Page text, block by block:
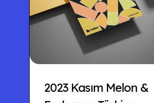
2023 Kasım Melon &